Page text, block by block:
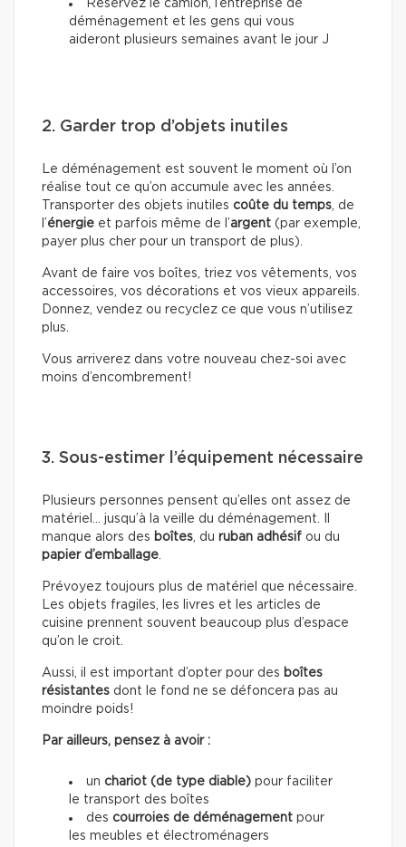
Réservez le camion, l’entreprise de
déménagement et les gens qui vous
aideront plusieurs semaines avant le jour J
2. Garder trop d’objets inutiles
Le déménagement est souvent le moment où l’on
réalise tout ce qu’on accumule avec les années.
Transporter des objets inutiles coûte du temps, de
l’énergie et parfois même de l’argent (par exemple,
payer plus cher pour un transport de plus).
Avant de faire vos boîtes, triez vos vêtements, vos
accessoires, vos décorations et vos vieux appareils.
Donnez, vendez ou recyclez ce que vous n’utilisez
plus.
Vous arriverez dans votre nouveau chez-soi avec
moins d’encombrement!
3. Sous-estimer l’équipement nécessaire
Plusieurs personnes pensent qu’elles ont assez de
matériel… jusqu’à la veille du déménagement. Il
manque alors des boîtes, du ruban adhésif ou du
papier d’emballage.
Prévoyez toujours plus de matériel que nécessaire.
Les objets fragiles, les livres et les articles de
cuisine prennent souvent beaucoup plus d’espace
qu’on le croit.
Aussi, il est important d’opter pour des boîtes
résistantes dont le fond ne se défoncera pas au
moindre poids!
Par ailleurs, pensez à avoir :
un chariot (de type diable) pour faciliter
le transport des boîtes
des courroies de déménagement pour
les meubles et électroménagers